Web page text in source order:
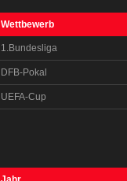
Wettbewerb
1.Bundesliga
DFB-Pokal
UEFA-Cup